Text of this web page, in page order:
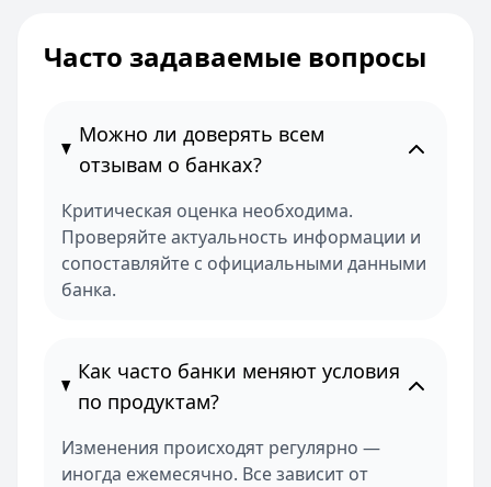
Часто задаваемые вопросы
Можно ли доверять всем
отзывам о банках?
Критическая оценка необходима.
Проверяйте актуальность информации и
сопоставляйте с официальными данными
банка.
Как часто банки меняют условия
по продуктам?
Изменения происходят регулярно —
иногда ежемесячно. Все зависит от